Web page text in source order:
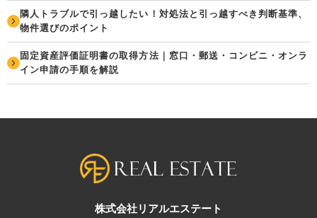
隣人トラブルで引っ越したい！対処法と引っ越すべき判断基準、
物件選びのポイント
固定資産評価証明書の取得方法｜窓口・郵送・コンビニ・オンラ
イン申請の手順を解説
株式会社リアルエステート